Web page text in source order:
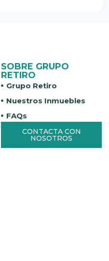
SOBRE GRUPO
RETIRO
Grupo Retiro
Nuestros Inmuebles
FAQs
CONTACTA CON
NOSOTROS